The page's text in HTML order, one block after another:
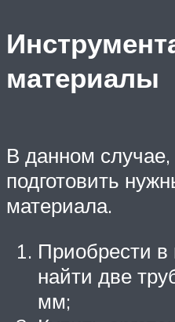
материалы
В данном
подготовить
материала.
Приобрести в
найти две
мм;